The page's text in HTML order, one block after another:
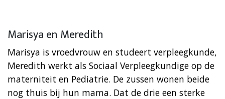
Marisya en Meredith
Marisya is vroedvrouw en studeert verpleegkunde,
Meredith werkt als Sociaal Verpleegkundige op de
materniteit en Pediatrie. De zussen wonen beide
nog thuis bij hun mama. Dat de drie een sterke